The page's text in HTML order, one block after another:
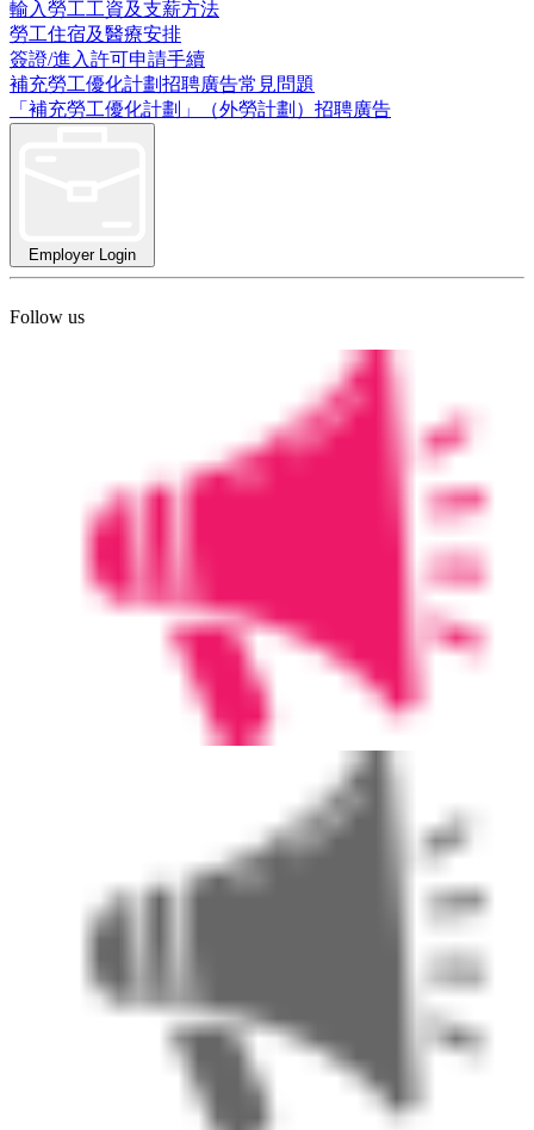
輸入勞工工資及支薪方法
勞工住宿及醫療安排
簽證/進入許可申請手續
補充勞工優化計劃招聘廣告常見問題
「補充勞工優化計劃」（外勞計劃）招聘廣告
Employer Login
Follow us